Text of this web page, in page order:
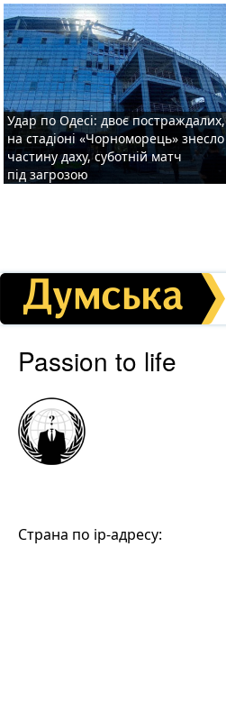
Удар по Одесі: двоє постраждалих,
на стадіоні «Чорноморець» знесло
частину даху, суботній матч
під загрозою
Passion to life
Страна по ip-адресу: